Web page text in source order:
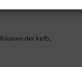
der kefb,